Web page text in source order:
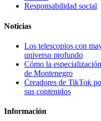
Responsabilidad social
Noticias
Los telescopios con
universo profundo
Cómo la
de Montenegro
Creadores de TikTok
sus contenidos
Información